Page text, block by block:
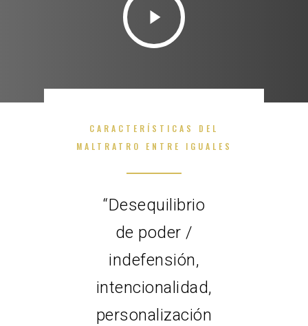
CARACTERÍSTICAS DEL
MALTRATRO ENTRE IGUALES
“Desequilibrio
de poder /
indefensión,
intencionalidad,
personalización